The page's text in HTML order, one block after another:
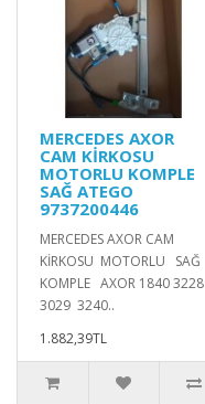
MERCEDES AXOR
CAM KİRKOSU
MOTORLU KOMPLE
SAĞ ATEGO
9737200446
MERCEDES AXOR CAM
KİRKOSU MOTORLU SAĞ
KOMPLE AXOR 1840 3228
3029 3240..
1.882,39TL